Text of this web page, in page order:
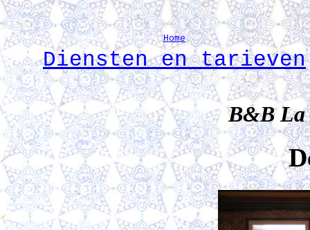
Home
Diensten en tarieven
B&B La